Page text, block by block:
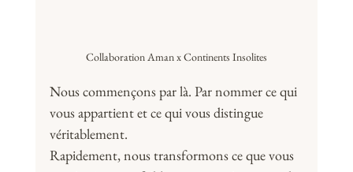
Collaboration Aman x Continents Insolites
Nous commençons par là. Par nommer ce qui
vous appartient et ce qui vous distingue
véritablement.
Rapidement, nous transformons ce que vous